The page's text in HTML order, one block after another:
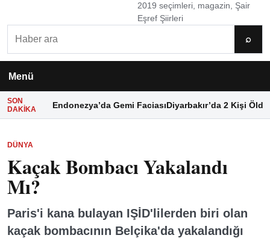
2019 seçimleri, magazin, Şair
Eşref Şiirleri
⌕
Menü
SON
DAKIKA
Endonezya’da Gemi FaciasıDiyarbakır’da 2 Kişi Öldü
DÜNYA
Kaçak Bombacı Yakalandı
Mı?
Paris'i kana bulayan IŞİD'lilerden biri olan
kaçak bombacının Belçika'da yakalandığı